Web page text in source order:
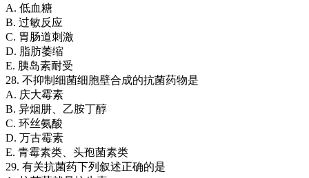
A. 低血糖
B. 过敏反应
C. 胃肠道刺激
D. 脂肪萎缩
E. 胰岛素耐受
28. 不抑制细菌细胞壁合成的抗菌药物是
A. 庆大霉素
B. 异烟肼、乙胺丁醇
C. 环丝氨酸
D. 万古霉素
E. 青霉素类、头孢菌素类
29. 有关抗菌药下列叙述正确的是